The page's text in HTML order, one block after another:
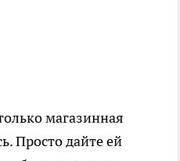
магазинная
Просто дайте ей